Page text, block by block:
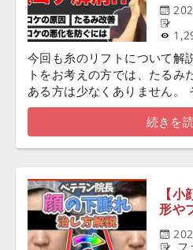
今回も糸のリフトについて解
トをお考えの方では、たるみ
ある方は少なくありません。
続きを
【
形や
フ